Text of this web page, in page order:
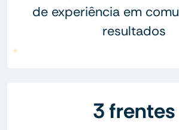
de experiência em
resultados
3 frentes